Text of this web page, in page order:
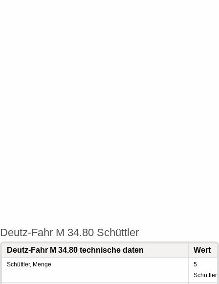
Deutz-Fahr M 34.80 Schüttler
Deutz-Fahr M 34.80 technische daten Wert
Schüttler, Menge
5
Schüttler